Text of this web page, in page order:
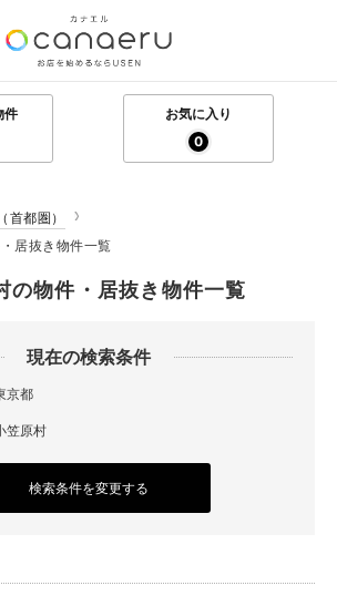
件
お気に入り
0
首都圏）
居抜き物件一覧
の物件・居抜き物件一覧
現在の検索条件
京都
笠原村
検索条件を変更する